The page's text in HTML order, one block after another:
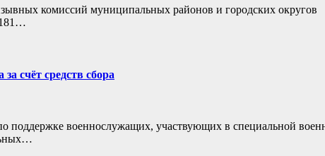
комиссий муниципальных районов и городских округов
счёт средств сбора
поддержке военнослужащих, участвующих в специальной